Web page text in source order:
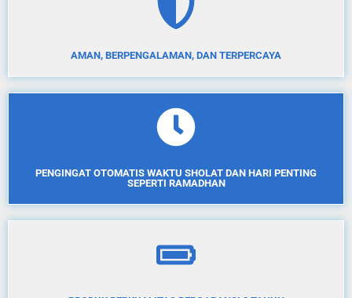
AMAN, BERPENGALAMAN, DAN TERPERCAYA
PENGINGAT OTOMATIS WAKTU SHOLAT DAN HARI PENTING
SEPERTI RAMADHAN